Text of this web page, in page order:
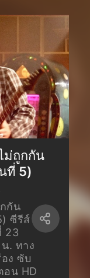
ม่ถูกกัน
ที่ 5)
กัน
ซีรีส์
23
. ทาง
ง ซับ
น HD